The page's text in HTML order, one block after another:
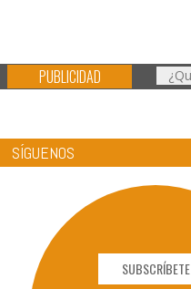
PUBLICIDAD
SÍGUENOS
SUBSCRÍBETE